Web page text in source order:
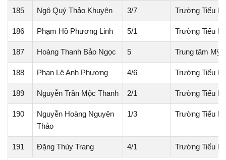
185 Ngô Quý Thảo Khuyên 3/7 Trường Tiểu
186 Phạm Hồ Phương Linh 5/1 Trường Tiểu
187 Hoàng Thanh Bảo Ngọc 5 Trung tâm Mỹ
188 Phan Lê Anh Phương 4/6 Trường Tiểu
189 Nguyễn Trần Mộc Thanh 2/1 Trường Tiểu
190
Nguyễn Hoàng Nguyên
Thảo
1/3 Trường Tiểu
191 Đặng Thùy Trang 4/1 Trường Tiểu